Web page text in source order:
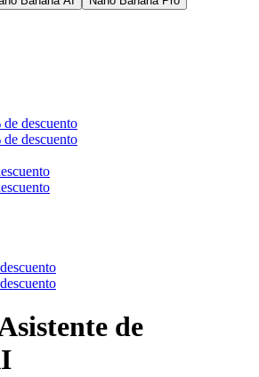
descuento
descuento
de